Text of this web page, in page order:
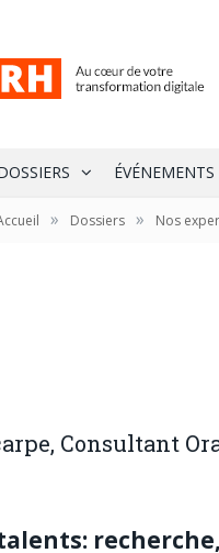
ÉVÉNEMENTS
» Dossiers » Nos
Consultant